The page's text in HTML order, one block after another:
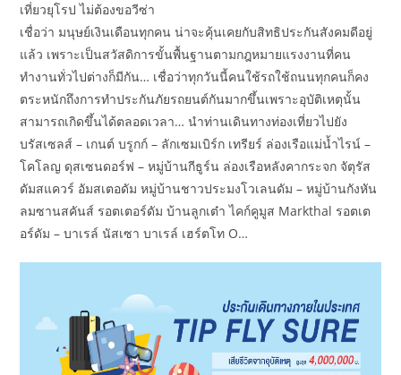
เที่ยวยุโรป ไม่ต้องขอวีซ่า
เชื่อว่า มนุษย์เงินเดือนทุกคน น่าจะคุ้นเคยกับสิทธิประกันสังคมดีอยู่
แล้ว เพราะเป็นสวัสดิการขั้นพื้นฐานตามกฎหมายแรงงานที่คน
ทำงานทั่วไปต่างก็มีกัน… เชื่อว่าทุกวันนี้คนใช้รถใช้ถนนทุกคนก็คง
ตระหนักถึงการทำประกันภัยรถยนต์กันมากขึ้นเพราะอุบัติเหตุนั้น
สามารถเกิดขึ้นได้ตลอดเวลา… นำท่านเดินทางท่องเที่ยวไปยัง
บรัสเซลส์ – เกนต์ บรูกก์ – ลักเซมเบิร์ก เทรียร์ ล่องเรือแม่น้ำไรน์ –
โคโลญ ดุสเซนดอร์ฟ – หมู่บ้านกีธูร์น ล่องเรือหลังคากระจก จัตุรัส
ดัมสแควร์ อัมสเตอดัม หมู่บ้านชาวประมงโวเลนดัม – หมู่บ้านกังหัน
ลมซานสคันส์ รอตเตอร์ดัม บ้านลูกเต๋า ไคก์คูมูส Markthal รอตเต
อร์ดัม – บาเรล์ นัสเซา บาเรล์ เฮร์ตโท O…